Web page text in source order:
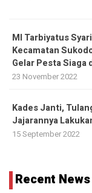
MI Tarbiyatus
Kecamatan
Gelar Pesta Siaga
23 November 2022
Kades Janti,
Jajarannya
15 September 2022
Recent News